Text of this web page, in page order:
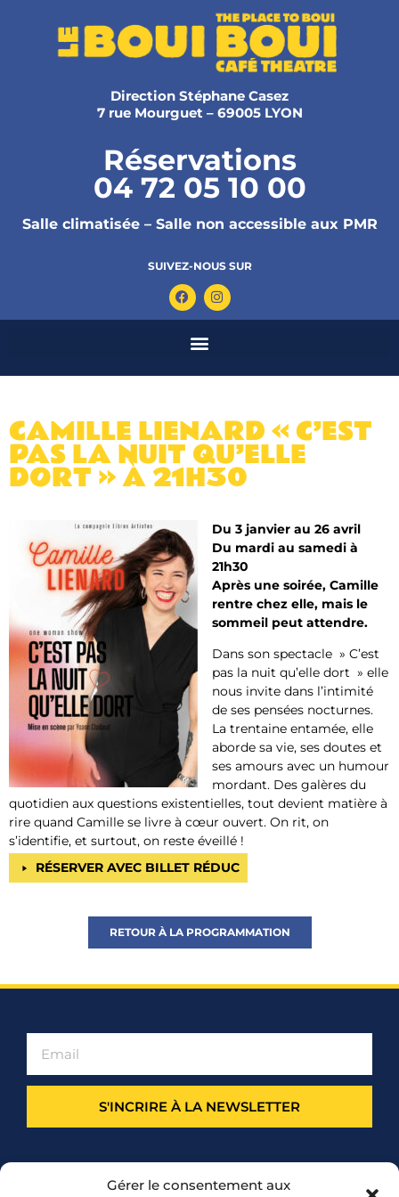
Gérer le consentement aux
Direction Stéphane Casez
7 rue Mourguet – 69005 LYON
Réservations
04 72 05 10 00
Salle climatisée – Salle non accessible aux PMR
SUIVEZ-NOUS SUR
CAMILLE LIENARD « C’EST
PAS LA NUIT QU’ELLE
DORT » À 21H30
Du 3 janvier au 26 avril
Du mardi au samedi à
21h30
Après une soirée, Camille
rentre chez elle, mais le
sommeil peut attendre.
Dans son spectacle » C’est
pas la nuit qu’elle dort » elle
nous invite dans l’intimité
de ses pensées nocturnes.
La trentaine entamée, elle
aborde sa vie, ses doutes et
ses amours avec un humour
mordant. Des galères du
quotidien aux questions existentielles, tout devient matière à
rire quand Camille se livre à cœur ouvert. On rit, on
s’identifie, et surtout, on reste éveillé !
RÉSERVER AVEC BILLET RÉDUC
RETOUR À LA PROGRAMMATION
S'INCRIRE À LA NEWSLETTER